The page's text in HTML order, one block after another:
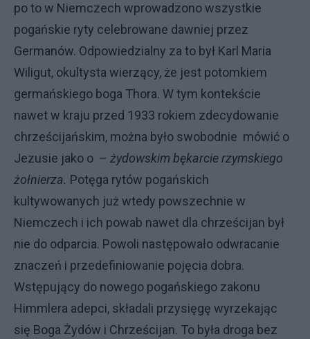
po to w Niemczech wprowadzono wszystkie
pogańskie ryty celebrowane dawniej przez
Germanów. Odpowiedzialny za to był Karl Maria
Wiligut, okultysta wierzący, że jest potomkiem
germańskiego boga Thora. W tym kontekście
nawet w kraju przed 1933 rokiem zdecydowanie
chrześcijańskim, można było swobodnie mówić o
Jezusie jako o – żydowskim bękarcie rzymskiego
żołnierza. Potęga rytów pogańskich
kultywowanych już wtedy powszechnie w
Niemczech i ich powab nawet dla chrześcijan był
nie do odparcia. Powoli następowało odwracanie
znaczeń i przedefiniowanie pojęcia dobra.
Wstępujący do nowego pogańskiego zakonu
Himmlera adepci, składali przysięgę wyrzekając
się Boga Żydów i Chrześcijan. To była droga bez